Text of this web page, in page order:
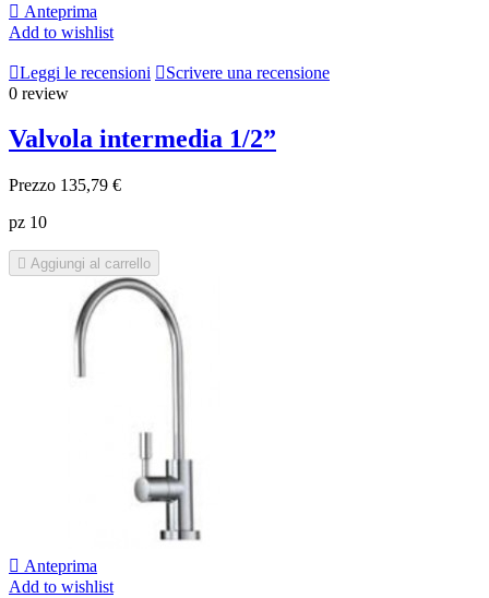
 Anteprima
Add to wishlist
Leggi le recensioni Scrivere una recensione
0 review
Valvola intermedia 1/2”
Prezzo 135,79 €
pz 10
 Aggiungi al carrello
 Anteprima
Add to wishlist